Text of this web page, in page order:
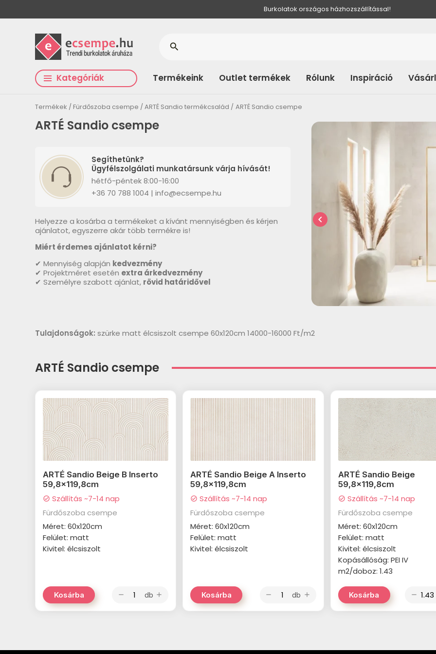
Burkolatok országos házhozszállítással!
Kategóriák Termékeink Outlet termékek Rólunk Inspiráció
search
Termékek Fürdőszoba csempe ARTÉ Sandio termékcsalád ARTÉ Sandio csempe
ARTÉ Sandio csempe
Segíthetünk?
Ügyfélszolgálati munkatársunk várja hívását!
hétfő-péntek 8:00-16:00
+36 70 788 1004 | info@ecsempe.hu
Helyezze a kosárba a termékeket a kívánt mennyiségben és kérjen
ajánlatot, egyszerre akár több termékre is!
Miért érdemes ajánlatot kérni?
✔ Mennyiség alapján kedvezmény
✔ Projektméret esetén extra árkedvezmény
✔ Személyre szabott ajánlat, rövid határidővel
chevron_left
Tulajdonságok: szürke matt élcsiszolt csempe 60x120cm 14000-16000 Ft/m2
ARTÉ Sandio csempe
ARTÉ Sandio Beige B Inserto
59,8x119,8cm
check_circle Szállítás ~7-14 nap
Fürdőszoba csempe
Méret: 60x120cm
Felület: matt
Kivitel: élcsiszolt
Kosárba remove db add
ARTÉ Sandio Beige A Inserto
59,8x119,8cm
check_circle Szállítás ~7-14 nap
Fürdőszoba csempe
Méret: 60x120cm
Felület: matt
Kivitel: élcsiszolt
Kosárba remove db add
ARTÉ Sandio Beige
59,8x119,8cm
check_circle Szállítás ~7-14 nap
Fürdőszoba csempe
Méret: 60x120cm
Felület: matt
Kivitel: élcsiszolt
Kopásállóság: PEI IV
m2/doboz: 1.43
Kosárba remove